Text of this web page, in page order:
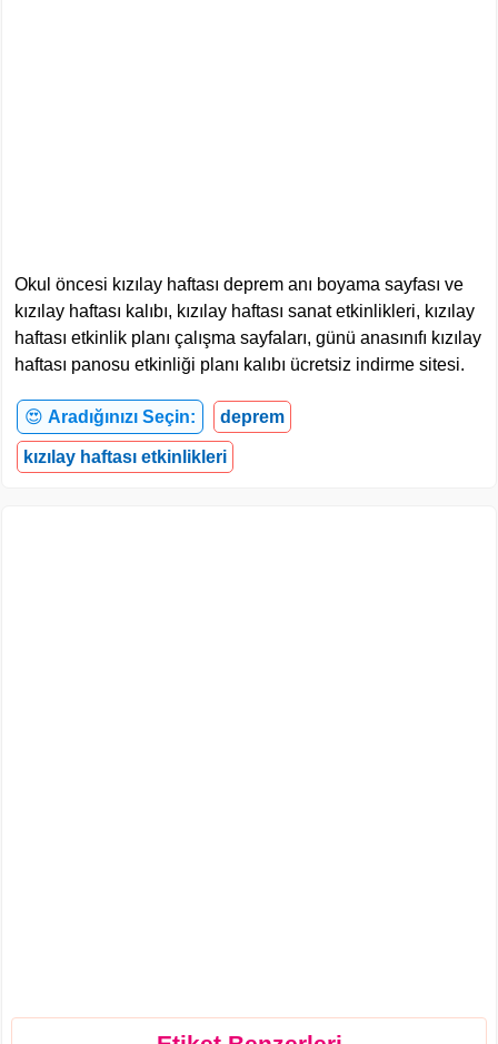
Okul öncesi kızılay haftası deprem anı boyama sayfası ve
kızılay haftası kalıbı, kızılay haftası sanat etkinlikleri, kızılay
haftası etkinlik planı çalışma sayfaları, günü anasınıfı kızılay
haftası panosu etkinliği planı kalıbı ücretsiz indirme sitesi.
😍 Aradığınızı Seçin: deprem
kızılay haftası etkinlikleri